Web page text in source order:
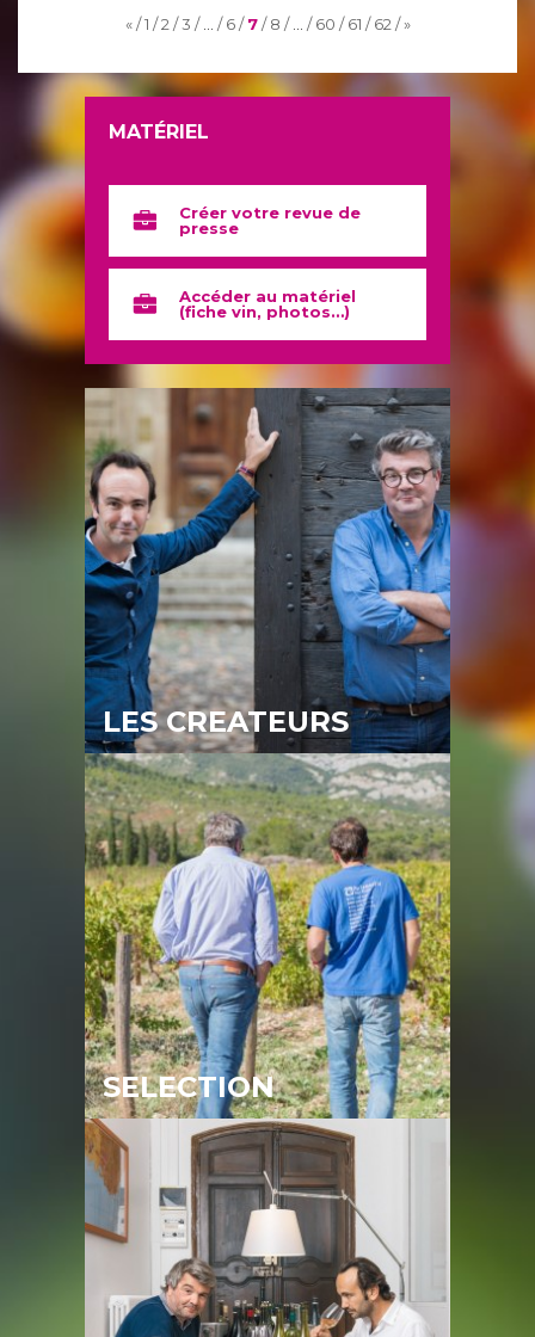
« 1 2 3 6 7 8 60 61 62 »
MATÉRIEL
Créer votre revue de
presse
Accéder au matériel
(fiche vin, photos…)
LES CREATEURS
SELECTION